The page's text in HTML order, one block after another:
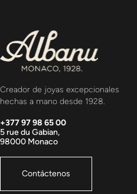
Creador de joyas excepcionales
hechas a mano desde 1928.
+377 97 98 65 00
5 rue du Gabian,
98000 Monaco
Contáctenos